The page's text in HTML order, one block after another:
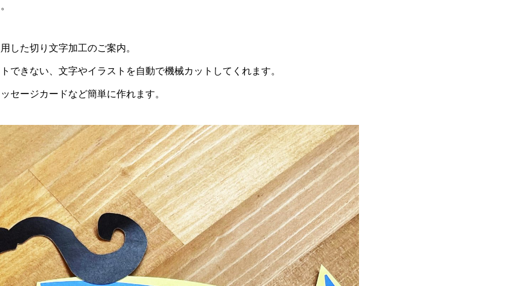
した切り文字加工のご案内。
できない、文字やイラストを自動で機械カットしてくれます。
セージカードなど簡単に作れます。